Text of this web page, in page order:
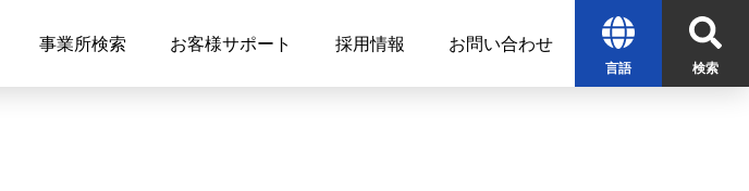
事業所検索 お客様サポート 採用情報 お問い合わせ
言語 検索